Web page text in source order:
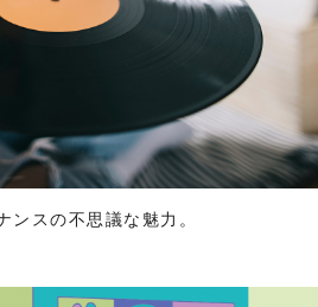
スの不思議な魅力。